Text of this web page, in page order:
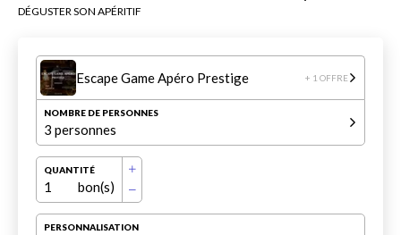
DÉGUSTER SON APÉRITIF
Escape Game Apéro Prestige + 1 OFFRE
NOMBRE DE PERSONNES
3 personnes
QUANTITÉ
1 bon(s)
PERSONNALISATION